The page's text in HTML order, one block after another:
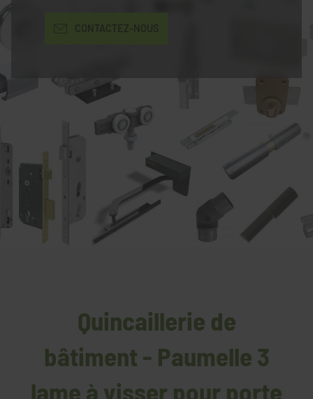
CONTACTEZ-NOUS
Quincaillerie de
bâtiment - Paumelle 3
lame à visser pour porte